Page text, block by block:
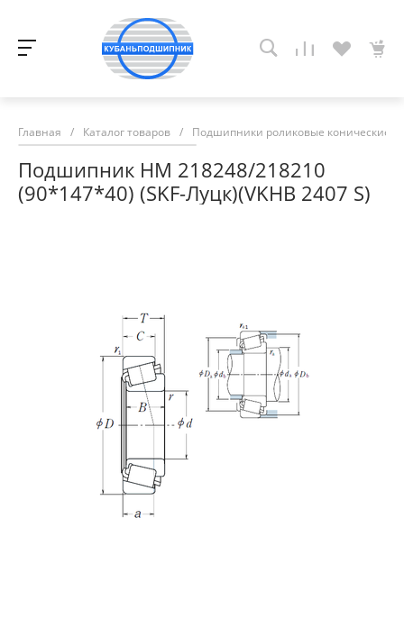
Главная / Каталог товаров / Подшипники роликовые конические
Подшипник HM 218248/218210
(90*147*40) (SKF-Луцк)(VKHB 2407 S)